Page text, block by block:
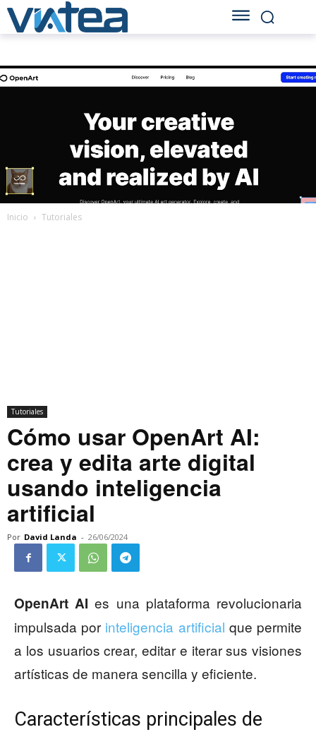
Inicio Tutoriales
Tutoriales
Cómo usar OpenArt AI:
crea y edita arte digital
usando inteligencia
artificial
Por David Landa - 26/06/2024
OpenArt AI es una plataforma revolucionaria
impulsada por inteligencia artificial que permite
a los usuarios crear, editar e iterar sus visiones
artísticas de manera sencilla y eficiente.
Características principales de